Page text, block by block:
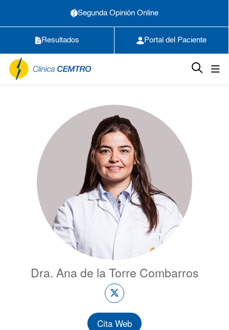
Segunda Opinión Online
Resultados Portal del Paciente
Dra. Ana de la Torre Combarros
Cita Web